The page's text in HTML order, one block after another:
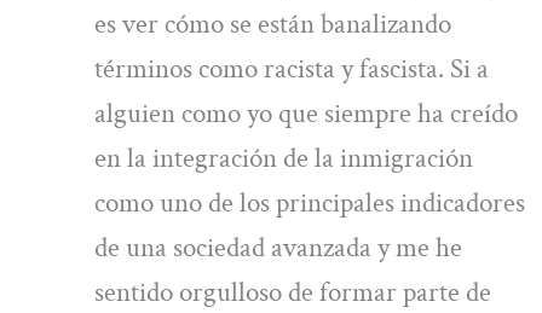
es ver cómo se están banalizando
términos como racista y fascista. Si a
alguien como yo que siempre ha creído
en la integración de la inmigración
como uno de los principales indicadores
de una sociedad avanzada y me he
sentido orgulloso de formar parte de